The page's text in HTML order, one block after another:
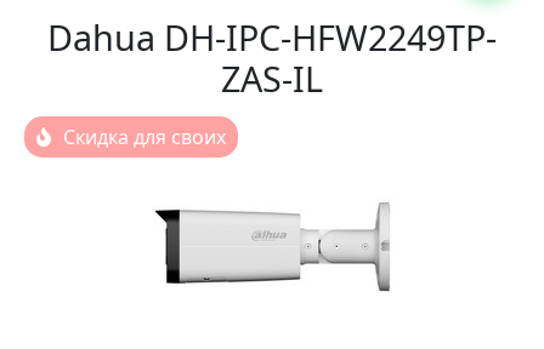
Dahua DH-IPC-HFW2249TP-
ZAS-IL
Скидка для своих